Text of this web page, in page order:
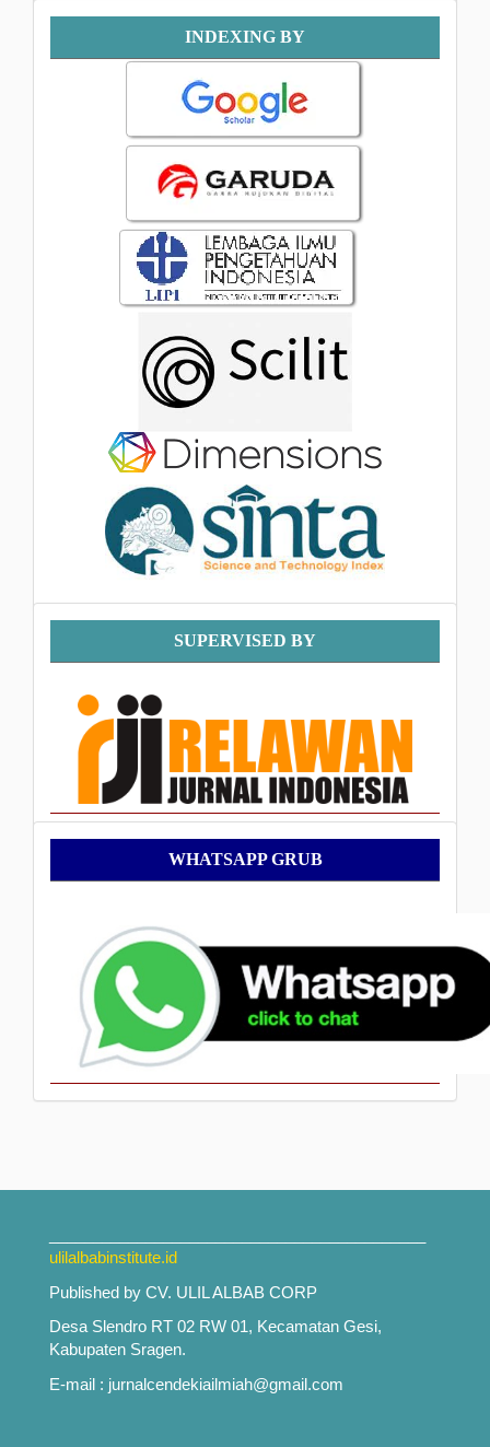
Indexing INDEXING BY
Supervised
By
SUPERVISED BY
WhatsApp
Grub
WHATSAPP GRUB
ulilalbabinstitute.id
Published by CV. ULIL ALBAB CORP
Desa Slendro RT 02 RW 01, Kecamatan Gesi,
Kabupaten Sragen.
E-mail : jurnalcendekiailmiah@gmail.com